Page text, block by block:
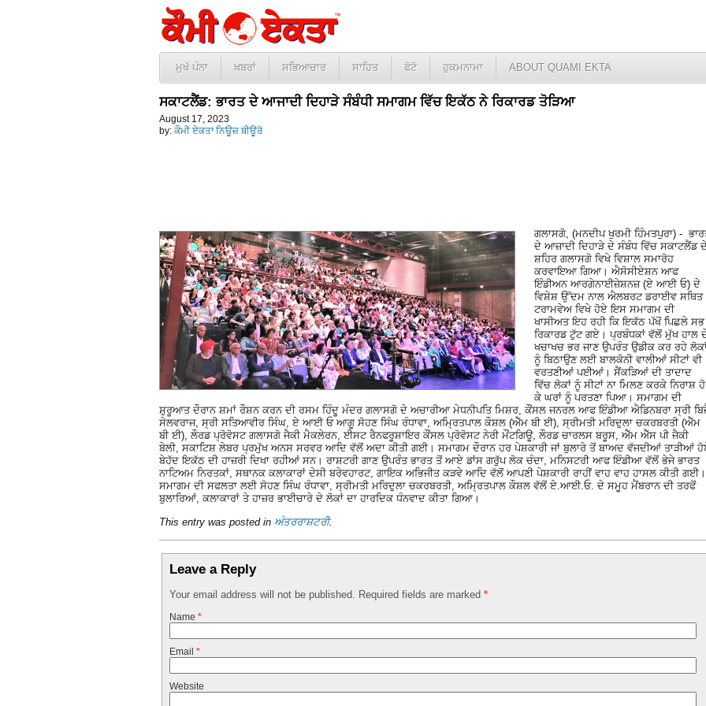
ਮੁਖੱ ਪੰਨਾ ਖ਼ਬਰਾਂ ਸਭਿਆਚਾਰ ਸਾਹਿਤ ਫੋਟੋ ਹੁਕਮਨਾਮਾ ABOUT QUAMI EKTA
ਸਕਾਟਲੈਂਡ: ਭਾਰਤ ਦੇ ਆਜਾਦੀ ਦਿਹਾੜੇ ਸੰਬੰਧੀ ਸਮਾਗਮ ਵਿੱਚ ਇਕੱਠ ਨੇ ਰਿਕਾਰਡ ਤੋੜਿਆ
August 17, 2023
by: ਕੌਮੀ ਏਕਤਾ ਨਿਊਜ਼ ਬੀਊਰੋ
ਗਲਾਸਗੋ, (ਮਨਦੀਪ ਖੁਰਮੀ ਹਿੰਮਤਪੁਰਾ) -
ਦੇ ਆਜ਼ਾਦੀ ਦਿਹਾੜੇ ਦੇ ਸੰਬੰਧ ਵਿੱਚ ਸਕਾਟਲੈਂਡ
ਸ਼ਹਿਰ ਗਲਾਸਗੋ ਵਿਖੇ ਵਿਸ਼ਾਲ ਸਮਾਰੋਹ
ਕਰਵਾਇਆ ਗਿਆ। ਐਸੋਸੀਏਸ਼ਨ ਆਫ
ਇੰਡੀਅਨ ਆਰਗੇਨਾਈਜ਼ੇਸ਼ਨਜ਼ (ਏ ਆਈ ਓ) ਦੇ
ਵਿਸ਼ੇਸ਼ ਉੱਦਮ ਨਾਲ ਐਲਬਰਟ ਡਰਾਈਵ ਸਥਿਤ
ਟਰਾਮਵੇਅ ਵਿਖੇ ਹੋਏ ਇਸ ਸਮਾਗਮ ਦੀ
ਖਾਸੀਅਤ ਇਹ ਰਹੀ ਕਿ ਇਕੱਠ ਪੱਖੋਂ ਪਿਛਲੇ ਸਭ
ਰਿਕਾਰਡ ਟੁੱਟ ਗਏ। ਪ੍ਰਬੰਧਕਾਂ ਵੱਲੋਂ ਮੁੱਖ ਹਾਲ
ਖਚਾਖਚ ਭਰ ਜਾਣ ਉਪਰੰਤ ਉਡੀਕ ਕਰ ਰਹੇ
ਨੂੰ ਬਿਠਾਉਣ ਲਈ ਬਾਲਕੋਨੀ ਵਾਲੀਆਂ ਸੀਟਾਂ ਵੀ
ਵਰਤਣੀਆਂ ਪਈਆਂ। ਸੈਂਕੜਿਆਂ ਦੀ ਤਾਦਾਦ
ਵਿੱਚ ਲੋਕਾਂ ਨੂੰ ਸੀਟਾਂ ਨਾ ਮਿਲਣ ਕਰਕੇ ਨਿਰਾਸ਼ ਹੋ
ਕੇ ਘਰਾਂ ਨੂੰ ਪਰਤਣਾ ਪਿਆ। ਸਮਾਗਮ ਦੀ
ਸ਼ੁਰੂਆਤ ਦੌਰਾਨ ਸ਼ਮਾਂ ਰੌਸ਼ਨ ਕਰਨ ਦੀ ਰਸਮ ਹਿੰਦੂ ਮੰਦਰ ਗਲਾਸਗੋ ਦੇ ਅਚਾਰੀਆ ਮੇਧਨੀਪਤਿ ਮਿਸ਼ਰ, ਕੌਂਸਲ ਜਨਰਲ ਆਫ ਇੰਡੀਆ ਐਡਿਨਬਰਾ ਸ੍ਰੀ
ਸੇਲਵਰਾਜ, ਸ੍ਰੀ ਸਤਿਆਵੀਰ ਸਿੰਘ, ਏ ਆਈ ਓ ਆਗੂ ਸੋਹਣ ਸਿੰਘ ਰੰਧਾਵਾ, ਅਮ੍ਰਿਤਪਾਲ ਕੌਸ਼ਲ (ਐੱਮ ਬੀ ਈ), ਸ੍ਰੀਮਤੀ ਮਰਿਦੁਲਾ ਚਕਰਬਰਤੀ (ਐੱਮ
ਬੀ ਈ), ਲੌਰਡ ਪ੍ਰੋਵੋਸਟ ਗਲਾਸਗੋ ਜੈਕੀ ਮੈਕਲੇਰਨ, ਈਸਟ ਰੈਨਫਰੂਸ਼ਾਇਰ ਕੌਂਸਲ ਪ੍ਰੋਵੋਸਟ ਨੇਰੀ ਮੌਂਟਗਿਊ, ਲੌਰਡ ਚਾਰਲਸ ਬਰੂਸ, ਐੱਮ ਐੱਸ ਪੀ ਜੈਕੀ
ਬੇਲੀ, ਸਕਾਟਿਸ਼ ਲੇਬਰ ਪ੍ਰਮੁੱਖ ਅਨਸ ਸਰਵਰ ਆਦਿ ਵੱਲੋਂ ਅਦਾ ਕੀਤੀ ਗਈ। ਸਮਾਗਮ ਦੌਰਾਨ ਹਰ ਪੇਸ਼ਕਾਰੀ ਜਾਂ ਬੁਲਾਰੇ ਤੋਂ ਬਾਅਦ ਵੱਜਦੀਆਂ ਤਾੜੀਆਂ
ਬੇਹੱਦ ਇਕੱਠ ਦੀ ਹਾਜ਼ਰੀ ਦਿਖਾ ਰਹੀਆਂ ਸਨ। ਰਾਸ਼ਟਰੀ ਗਾਣ ਉਪਰੰਤ ਭਾਰਤ ਤੋਂ ਆਏ ਡਾਂਸ ਗਰੁੱਪ ਲੋਕ ਚੰਦਾ, ਮਨਿਸਟਰੀ ਆਫ ਇੰਡੀਆ ਵੱਲੋਂ ਭੇਜੇ ਭਾਰਤ
ਨਾਟਿਅਮ ਨਿਰਤਕਾਂ, ਸਥਾਨਕ ਕਲਾਕਾਰਾਂ ਦੇਸੀ ਬਰੇਵਹਾਰਟ, ਗਾਇਕ ਅਭਿਜੀਤ ਕੜਵੇ ਆਦਿ ਵੱਲੋਂ ਆਪਣੀ ਪੇਸ਼ਕਾਰੀ ਰਾਹੀਂ ਵਾਹ ਵਾਹ ਹਾਸਲ ਕੀਤੀ ਗਈ।
ਸਮਾਗਮ ਦੀ ਸਫਲਤਾ ਲਈ ਸੋਹਣ ਸਿੰਘ ਰੰਧਾਵਾ, ਸ੍ਰੀਮਤੀ ਮਰਿਦੁਲਾ ਚਕਰਬਰਤੀ, ਅਮ੍ਰਿਤਪਾਲ ਕੌਸ਼ਲ ਵੱਲੋਂ ਏ.ਆਈ.ਓ. ਦੇ ਸਮੂਹ ਮੈਂਬਰਾਨ ਦੀ ਤਰਫੋਂ
ਬੁਲਾਰਿਆਂ, ਕਲਾਕਾਰਾਂ ਤੇ ਹਾਜ਼ਰ ਭਾਈਚਾਰੇ ਦੇ ਲੋਕਾਂ ਦਾ ਹਾਰਦਿਕ ਧੰਨਵਾਦ ਕੀਤਾ ਗਿਆ।
This entry was posted in ਅੰਤਰਰਾਸ਼ਟਰੀ.
Leave a Reply
Your email address will not be published. Required fields are marked *
Name *
Email *
Website